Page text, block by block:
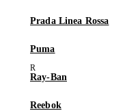
Prada Linea Rossa
Puma
Ray-Ban
Reebok